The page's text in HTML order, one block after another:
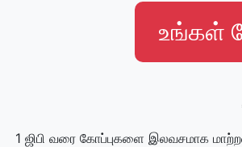
உங்கள்
1 ஜிபி வரை கோப்புகளை இலவசமாக